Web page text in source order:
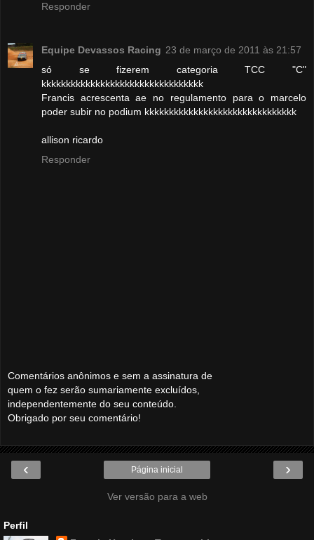
Responder
Equipe Devassos Racing 23 de março de 2011 às 21:57
só se fizerem categoria TCC "C"
kkkkkkkkkkkkkkkkkkkkkkkkkkkkkkkkk
Francis acrescenta ae no regulamento para o marcelo
poder subir no podium kkkkkkkkkkkkkkkkkkkkkkkkkkkkkkk
allison ricardo
Responder
Comentários anônimos e sem a assinatura de
quem o fez serão sumariamente excluídos,
independentemente do seu conteúdo.
Obrigado por seu comentário!
‹ ›
Página inicial
Ver versão para a web
Perfil